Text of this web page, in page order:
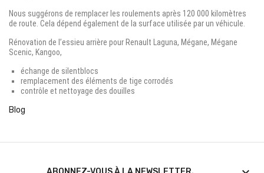
Nous suggérons de remplacer les roulements après 120 000 kilomètres
de route. Cela dépend également de la surface utilisée par un véhicule.
Rénovation de l’essieu arrière pour Renault Laguna, Mégane, Mégane
Scenic, Kangoo,
échange de silentblocs
remplacement des éléments de tige corrodés
contrôle et nettoyage des douilles
Blog